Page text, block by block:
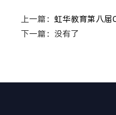
上一篇： 虹华教育第八届
下一篇： 没有了